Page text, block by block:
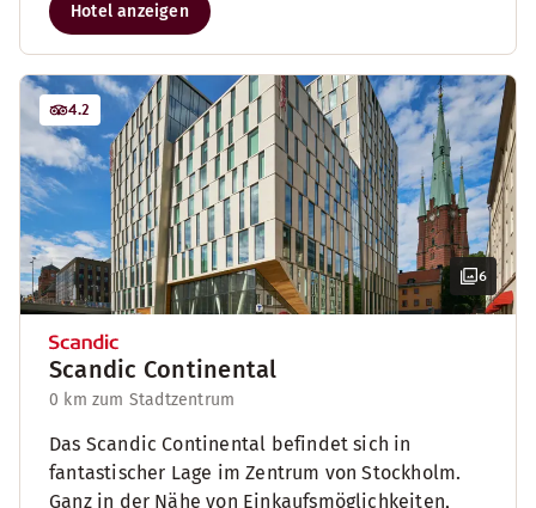
Hotel anzeigen
6
4.2
Scandic Continental
0 km zum Stadtzentrum
Das Scandic Continental befindet sich in
fantastischer Lage im Zentrum von Stockholm.
Ganz in der Nähe von Einkaufsmöglichkeiten,